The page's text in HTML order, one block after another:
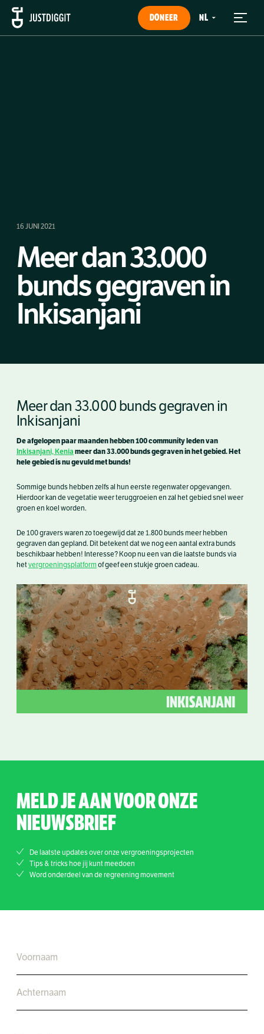
DONEER
16 JUNI 2021
Meer dan 33.000
bunds gegraven in
Inkisanjani
Meer dan 33.000 bunds gegraven in
Inkisanjani
De afgelopen paar maanden hebben 100 community leden van
Inkisanjani, Kenia meer dan 33.000 bunds gegraven in het gebied. Het
hele gebied is nu gevuld met bunds!
Sommige bunds hebben zelfs al hun eerste regenwater opgevangen.
Hierdoor kan de vegetatie weer teruggroeien en zal het gebied snel weer
groen en koel worden.
De 100 gravers waren zo toegewijd dat ze 1.800 bunds meer hebben
gegraven dan gepland. Dit betekent dat we nog een aantal extra bunds
beschikbaar hebben! Interesse? Koop nu een van die laatste bunds via
hetvergroeningsplatform of geef een stukje groen cadeau.
MELD JE AAN VOOR ONZE
NIEUWSBRIEF
De laatste updates over onze vergroeningsprojecten
Tips & tricks hoe jij kunt meedoen
Word onderdeel van de regreening movement